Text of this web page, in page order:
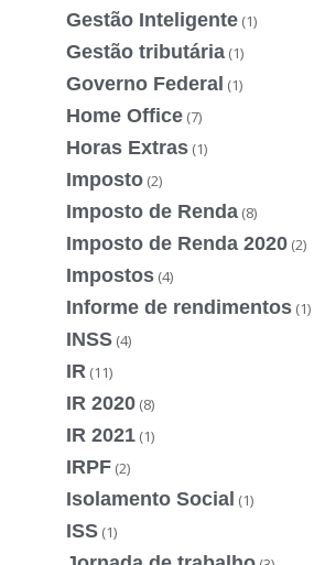
Gestão Inteligente (1)
Gestão tributária (1)
Governo Federal (1)
Home Office (7)
Horas Extras (1)
Imposto (2)
Imposto de Renda (8)
Imposto de Renda 2020 (2)
Impostos (4)
Informe de rendimentos (1)
INSS (4)
IR (11)
IR 2020 (8)
IR 2021 (1)
IRPF (2)
Isolamento Social (1)
ISS (1)